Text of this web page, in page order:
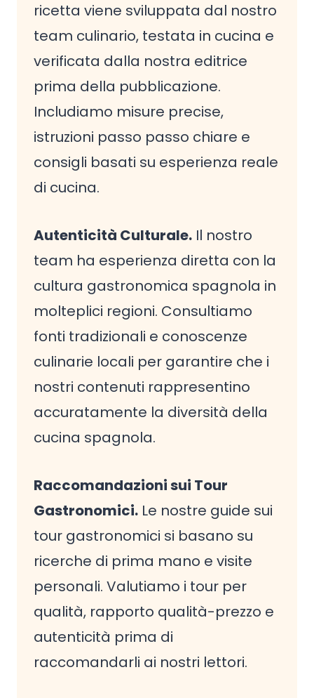
ricetta viene sviluppata dal nostro
team culinario, testata in cucina e
verificata dalla nostra editrice
prima della pubblicazione.
Includiamo misure precise,
istruzioni passo passo chiare e
consigli basati su esperienza reale
di cucina.
Autenticità Culturale. Il nostro
team ha esperienza diretta con la
cultura gastronomica spagnola in
molteplici regioni. Consultiamo
fonti tradizionali e conoscenze
culinarie locali per garantire che i
nostri contenuti rappresentino
accuratamente la diversità della
cucina spagnola.
Raccomandazioni sui Tour
Gastronomici. Le nostre guide sui
tour gastronomici si basano su
ricerche di prima mano e visite
personali. Valutiamo i tour per
qualità, rapporto qualità-prezzo e
autenticità prima di
raccomandarli ai nostri lettori.